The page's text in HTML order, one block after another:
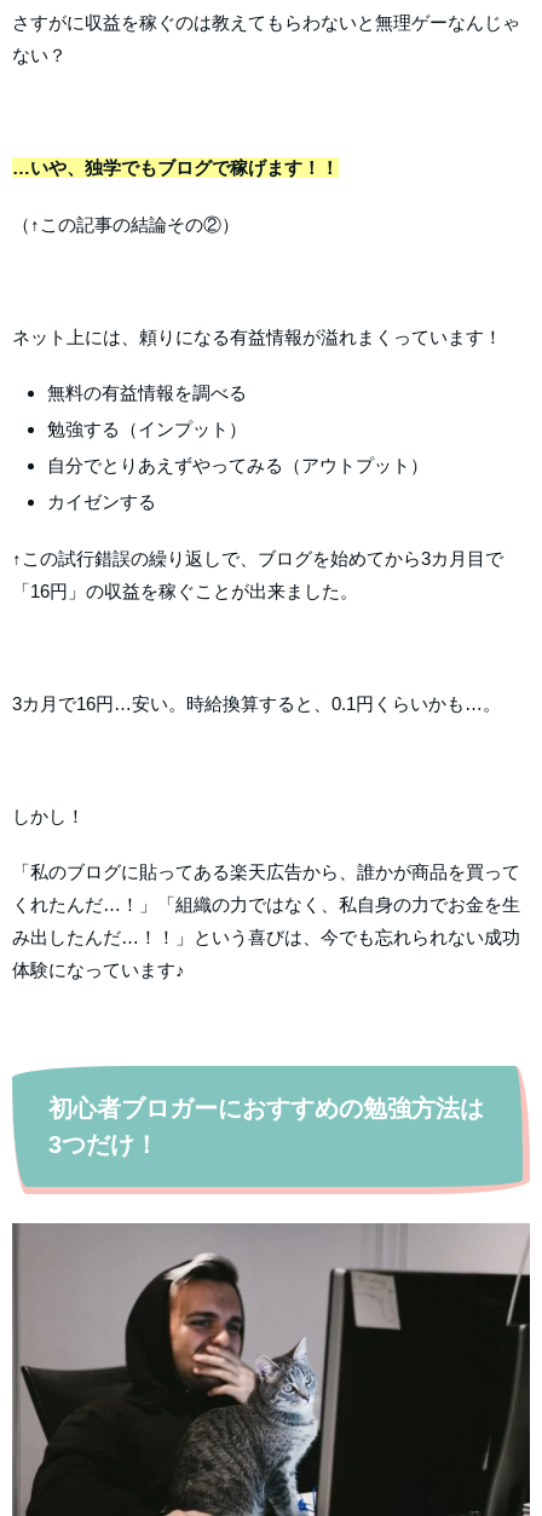
さすがに収益を稼ぐのは教えてもらわないと無理ゲーなんじゃ
ない？
…いや、独学でもブログで稼げます！！
（↑この記事の結論その②）
ネット上には、頼りになる有益情報が溢れまくっています！
無料の有益情報を調べる
勉強する（インプット）
自分でとりあえずやってみる（アウトプット）
カイゼンする
↑この試行錯誤の繰り返しで、ブログを始めてから3カ月目で
「16円」の収益を稼ぐことが出来ました。
3カ月で16円…安い。時給換算すると、0.1円くらいかも…。
しかし！
「私のブログに貼ってある楽天広告から、誰かが商品を買って
くれたんだ…！」「組織の力ではなく、私自身の力でお金を生
み出したんだ…！！」という喜びは、今でも忘れられない成功
体験になっています♪
初心者ブロガーにおすすめの勉強方法は
3つだけ！